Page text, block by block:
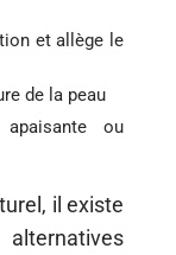
et allège le
de la peau
ou
il existe